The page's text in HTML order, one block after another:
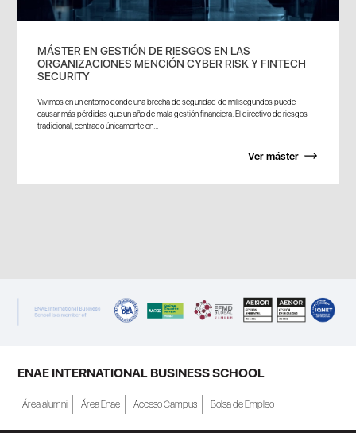
MÁSTER EN GESTIÓN DE RIESGOS EN LAS
ORGANIZACIONES MENCIÓN CYBER RISK Y FINTECH
SECURITY
Vivimos en un entorno donde una brecha de seguridad de milisegundos puede
causar más pérdidas que un año de mala gestión financiera. El directivo de riesgos
tradicional, centrado únicamente en...
Ver máster
ENAE INTERNATIONAL BUSINESS SCHOOL
Área alumni Área Enae Acceso Campus Bolsa de Empleo